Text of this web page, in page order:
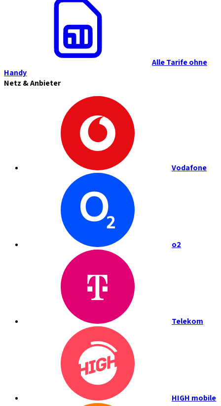
Alle Tarife ohne
Handy
Netz & Anbieter
Vodafone
o2
Telekom
HIGH mobile